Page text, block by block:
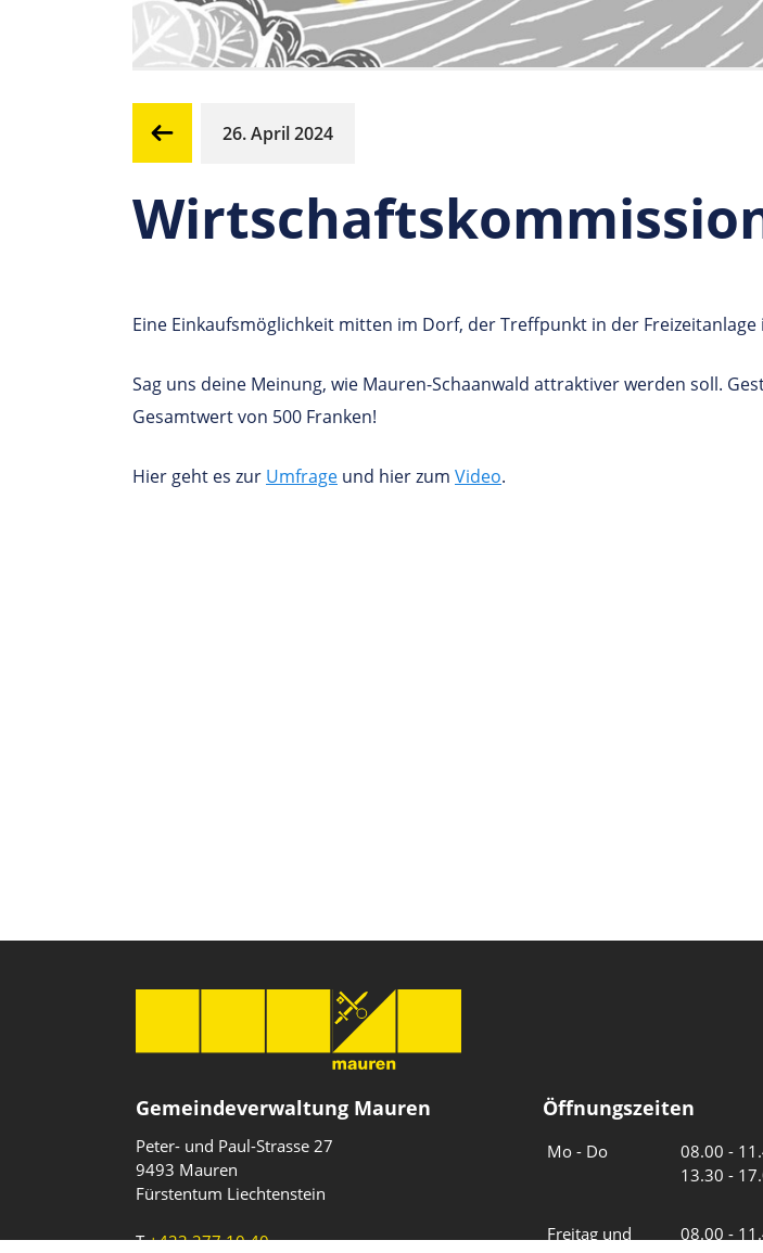
26. April 2024
Eine Einkaufsmöglichkeit mitten im Dorf, der Treffpunkt in der
Sag uns deine Meinung, wie Mauren-Schaanwald attraktiver werden soll.
Gesamtwert von 500 Franken!
Hier geht es zur Umfrage und hier zum Video.
Gemeindeverwaltung Mauren
Peter- und Paul-Strasse 27
9493 Mauren
Fürstentum Liechtenstein
T+423 377 10 40
Öffnungszeiten
Mo - Do
08.00 -
13.30 -
Freitag und
08.00 -